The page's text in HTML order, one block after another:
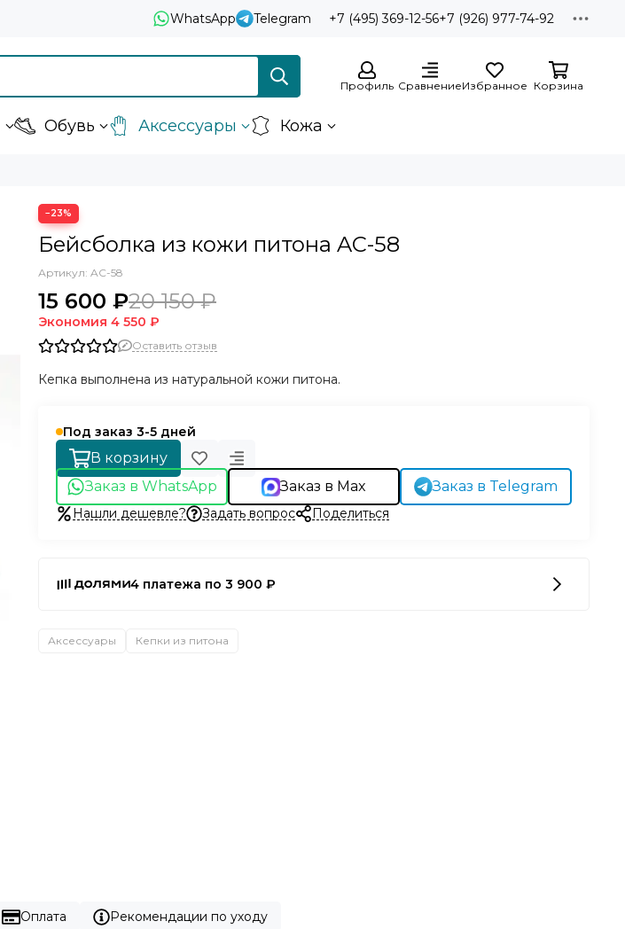
WhatsApp Telegram +7 (495) 369-12-56+7 (926) 977-74-92
Профиль СравнениеИзбранное Корзина
Обувь Аксессуары Кожа
−23%
Бейсболка из кожи питона AC-58
Артикул: AC-58
15 600 ₽20 150 ₽
Экономия 4 550 ₽
Оставить отзыв
Кепка выполнена из натуральной кожи питона.
Под заказ 3-5 дней
В корзину
Заказ в WhatsApp
Заказ в Max Заказ в Telegram
Нашли дешевле? Задать вопрос Поделиться
4 платежа по 3 900 ₽
Аксессуары Кепки из питона
Оплата Рекомендации по уходу